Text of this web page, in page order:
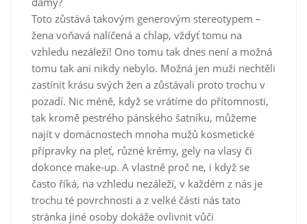
Toto zůstává takovým generovým stereotypem –
žena voňavá nalíčená a chlap, vždyť tomu na
vzhledu nezáleží! Ono tomu tak dnes není a možná
tomu tak ani nikdy nebylo. Možná jen muži nechtěli
zastínit krásu svých žen a zůstávali proto trochu v
pozadí. Nic méně, když se vrátíme do přítomnosti,
tak kromě pestrého pánského šatníku, můžeme
najít v domácnostech mnoha mužů kosmetické
přípravky na pleť, různé krémy, gely na vlasy či
dokonce make-up. A vlastně proč ne, i když se
často říká, na vzhledu nezáleží, v každém z nás je
trochu té povrchnosti a z velké části nás tato
stránka jiné osoby dokáže ovlivnit vůči